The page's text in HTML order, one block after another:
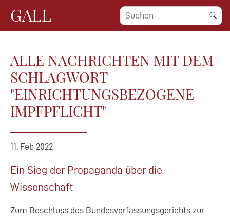
GALL
ALLE NACHRICHTEN MIT DEM
SCHLAGWORT
"EINRICHTUNGSBEZOGENE
IMPFPFLICHT"
11. Feb 2022
Ein Sieg der Propaganda über die
Wissenschaft
Zum Beschluss des Bundesverfassungsgerichts zur